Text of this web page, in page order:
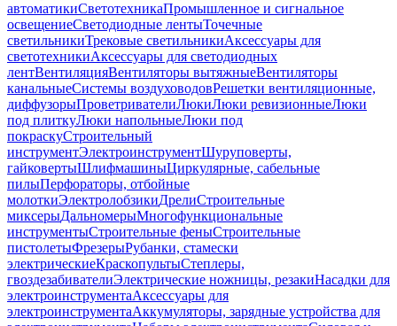
автоматикиСветотехникаПромышленное и сигнальное
освещениеСветодиодные лентыТочечные
светильникиТрековые светильникиАксессуары для
светотехникиАксессуары для светодиодных
лентВентиляцияВентиляторы вытяжныеВентиляторы
канальныеСистемы воздуховодовРешетки вентиляционные,
диффузорыПроветривателиЛюкиЛюки ревизионныеЛюки
под плиткуЛюки напольныеЛюки под
покраскуСтроительный
инструментЭлектроинструментШуруповерты,
гайковертыШлифмашиныЦиркулярные, сабельные
пилыПерфораторы, отбойные
молоткиЭлектролобзикиДрелиСтроительные
миксерыДальномерыМногофункциональные
инструментыСтроительные феныСтроительные
пистолетыФрезерыРубанки, стамески
электрическиеКраскопультыСтеплеры,
гвоздезабивателиЭлектрические ножницы, резакиНасадки для
электроинструментаАксессуары для
электроинструментаАккумуляторы, зарядные устройства для